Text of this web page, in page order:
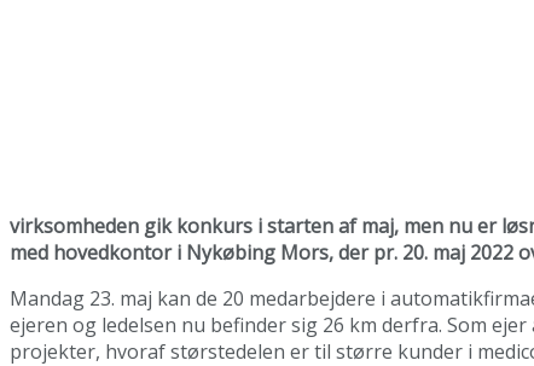
virksomheden gik konkurs i starten af maj, men nu er
med hovedkontor i Nykøbing Mors, der pr. 20. maj
Mandag 23. maj kan de 20 medarbejdere i
ejeren og ledelsen nu befinder sig 26 km derfra. Som ejer
projekter, hvoraf størstedelen er til større kunder i